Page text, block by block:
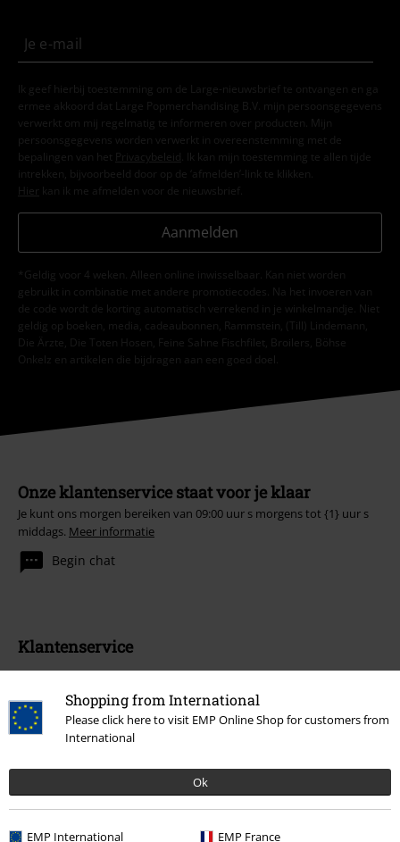
Shopping from International
Please click here to visit EMP Online Shop for customers from
International
Ok
EMP International EMP France
Ik geef hierbij toestemming om de Large-nieuwsbrief te ontvangen en ga
ermee akkoord dat Large Popmerchandising B.V. mijn persoonsgegevens
verwerkt om mij regelmatig te informeren over producten. Mijn
persoonsgegevens worden verwerkt in overeenstemming met de
bepalingen van het
Privacybeleid . Ik kan mijn toestemming te allen tijde
intrekken, bijvoorbeeld door op de ‘afmelden’-link te klikken.
Hier kan ik me afmelden voor de nieuwsbrief.
Aanmelden
*Geldig voor 4 weken. Alleen online inwisselbaar. Kan niet worden
gebruikt in combinatie met andere promotiecodes. Na het invoeren van
de code wordt de korting automatisch verrekend in je winkelmandje. Niet
geldig op boeken, media, cadeaubonnen, Rammstein, (Till) Lindemann,
Die Ärzte, Die Toten Hosen, Feine Sahne Fischfilet, Broilers, Böhse
Onkelz en artikelen die bijdragen aan een goed doel.
Onze klantenservice staat voor je klaar
Je kunt ons morgen bereiken van 09:00 uur s morgens tot {1} uur s
middags. Meer informatie
Begin chat
Klantenservice
Retourvoorwaarden
Algemene maat info
Annuleer mijn BSC-lidmaatschap